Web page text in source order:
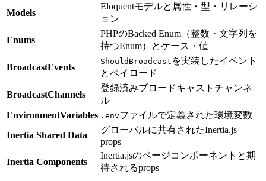
Models
Eloquentモデルと属性・型・リレーシ
ョン
Enums
PHPのBacked Enum（整数・文字列を
持つEnum）とケース・値
BroadcastEvents
ShouldBroadcast を実装したイベント
とペイロード
BroadcastChannels
登録済みブロードキャストチャンネ
ル
EnvironmentVariables .envファイルで定義された環境変数
Inertia Shared Data
グローバルに共有されたInertia.js
props
Inertia Components
Inertia.jsのページコンポーネントと期
待されるprops